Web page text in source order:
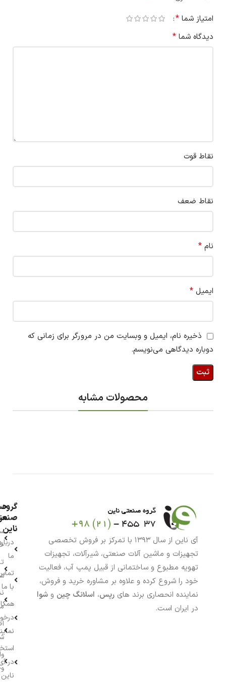
امتیاز شما *
دیدگاه شما *
نقاط قوت
نقاط ضعف
نام *
ایمیل *
ذخیره نام، ایمیل و وبسایت من در مرورگر برای زمانی که
دوباره دیدگاهی می‌نویسم.
محصولات مشابه
آی ناین از سال ۱۳۹۳ با تمرکز بر فروش تخصصی
تجهیزات و ماشین آلات صنعتی، شیرآلات، تجهیزات
تهویه مطبوع و ساختمانی از قبیل پمپ آب، فعالیت
خود را شروع کرده و علاوه بر مشاوره خرید و فروش،
نماینده انحصاری برند های رپس، اسلانگ چین و شوا
در ایران است.
گروه
ناین
ما
با ما
در
ناین